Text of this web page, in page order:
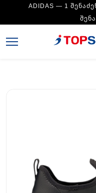
ADIDAS — 1